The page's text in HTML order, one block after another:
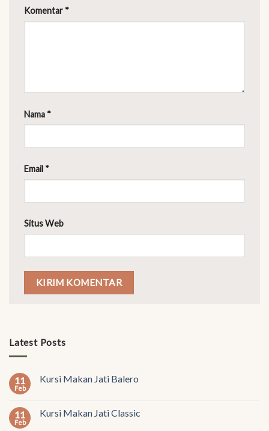
Komentar *
Nama *
Email *
Situs Web
Latest Posts
11
Feb
Kursi Makan Jati Balero
11
Feb
Kursi Makan Jati Classic